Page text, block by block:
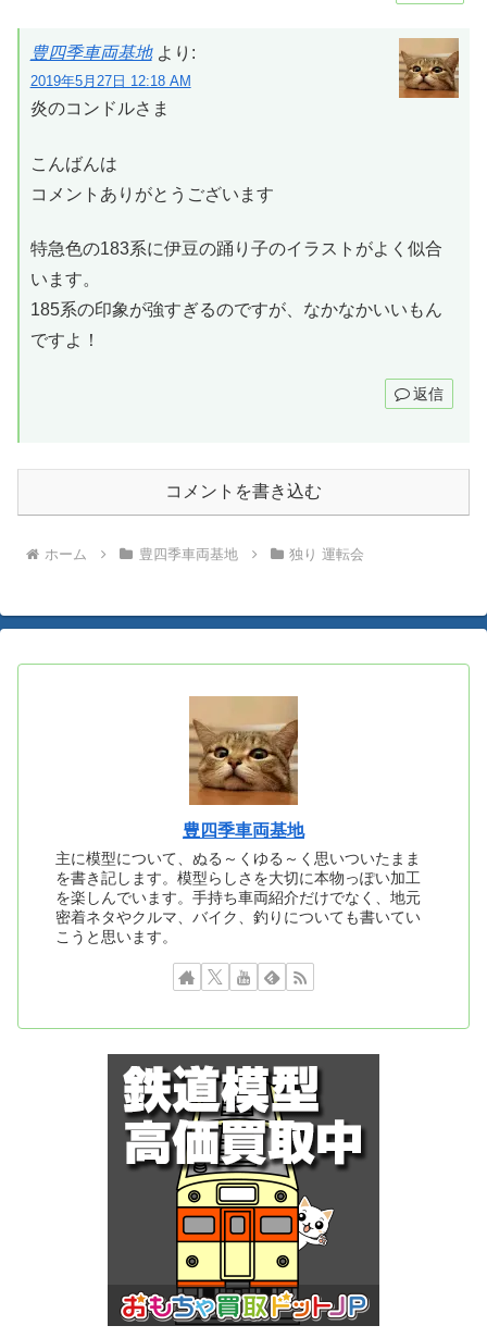
豊四季車両基地 より:
2019年5月27日 12:18 AM
炎のコンドルさま
こんばんは
コメントありがとうございます
特急色の183系に伊豆の踊り子のイラストがよく似合
います。
185系の印象が強すぎるのですが、なかなかいいもん
ですよ！
返信
コメントを書き込む
ホーム 豊四季車両基地 独り 運転会
豊四季車両基地
主に模型について、ぬる～くゆる～く思いついたまま
を書き記します。模型らしさを大切に本物っぽい加工
を楽しんでいます。手持ち車両紹介だけでなく、地元
密着ネタやクルマ、バイク、釣りについても書いてい
こうと思います。